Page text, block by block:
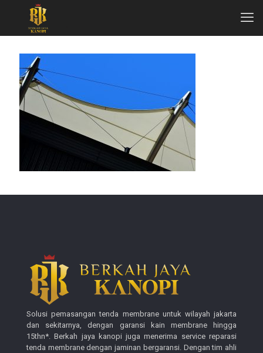
Solusi pemasangan tenda membrane untuk wilayah jakarta
dan sekitarnya, dengan garansi kain membrane hingga
15thn*. Berkah jaya kanopi juga menerima service reparasi
tenda membrane dengan jaminan bergaransi. Dengan tim ahli